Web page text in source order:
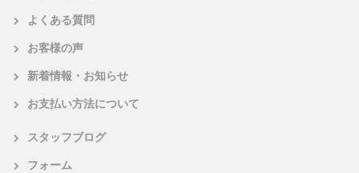
よくある質問
お客様の声
新着情報・お知らせ
お支払い方法について
スタッフブログ
フォーム